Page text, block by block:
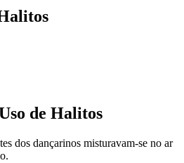
de Halitos
dos dançarinos misturavam-se no ar